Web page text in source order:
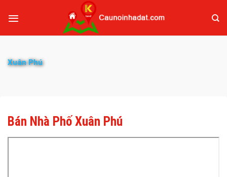
Xuân Phú
Bán Nhà Phố Xuân Phú